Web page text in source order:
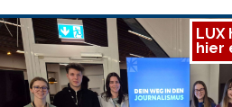
LUX
hier